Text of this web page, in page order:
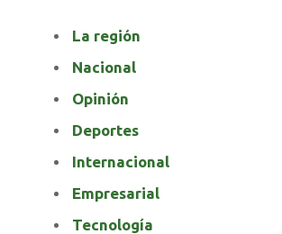
La región
Nacional
Opinión
Deportes
Internacional
Empresarial
Tecnología